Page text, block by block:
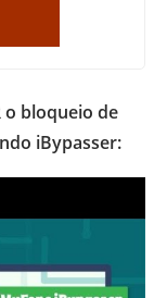
o bloqueio de
iBypasser: